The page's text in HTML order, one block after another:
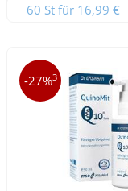
60 St für 16,99 €
-27%3